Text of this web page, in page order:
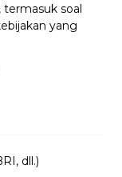
termasuk soal
yang
dll.)